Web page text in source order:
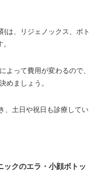
は、リジェノックス、ボト
よって費用が変わるので、
めましょう。
、土日や祝日も診療してい
ックのエラ・小顔ボトッ